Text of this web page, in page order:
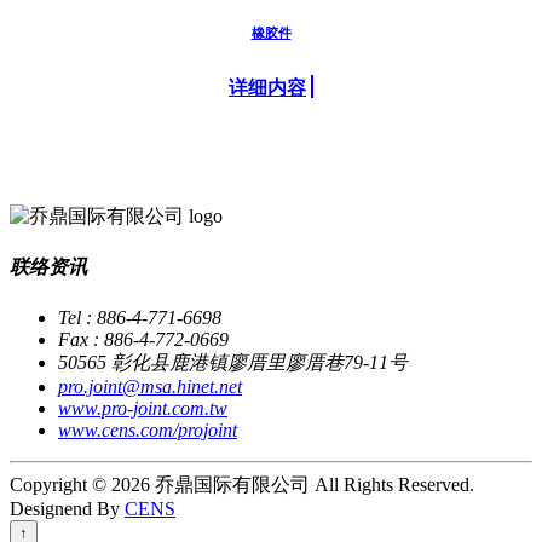
橡胶件
详细内容
联络资讯
Tel : 886-4-771-6698
Fax : 886-4-772-0669
50565 彰化县鹿港镇廖厝里廖厝巷79-11号
pro.joint@msa.hinet.net
www.pro-joint.com.tw
www.cens.com/projoint
Copyright © 2026 乔鼎国际有限公司 All Rights Reserved.
Designend By CENS
↑